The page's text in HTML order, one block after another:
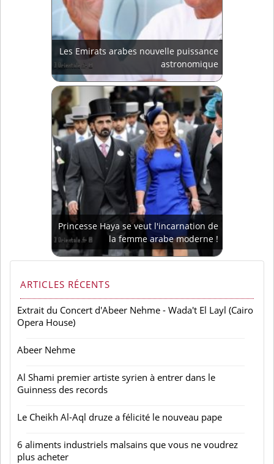
Les Emirats arabes nouvelle puissance
astronomique
Princesse Haya se veut l'incarnation de
la femme arabe moderne !
ARTICLES RÉCENTS
Extrait du Concert d'Abeer Nehme - Wada't El Layl (Cairo
Opera House)
Abeer Nehme
Al Shami premier artiste syrien à entrer dans le
Guinness des records
Le Cheikh Al-Aql druze a félicité le nouveau pape
6 aliments industriels malsains que vous ne voudrez
plus acheter